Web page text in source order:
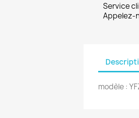
Service
Appelez-
modèle :